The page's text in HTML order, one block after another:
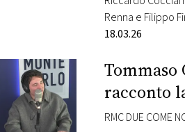
Renna e Filippo
album di inediti (a
periodo è ricco di
dal 20 giugno
air “Io…
Intanto
18.03.26
Tommaso
racconto
RMC DUE COME